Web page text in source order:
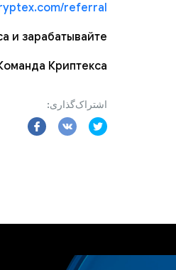
referral/
и зарабатывайте!
Криптекса
اشتراک‌گذاری: